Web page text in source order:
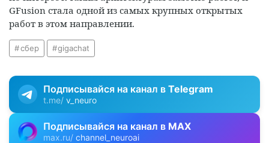
GFusion стала одной из самых крупных открытых
работ в этом направлении.
сбер gigachat
Подписывайся на канал в Telegram
t.me/ v_neuro
Подписывайся на канал в MAX
max.ru/ channel_neuroai